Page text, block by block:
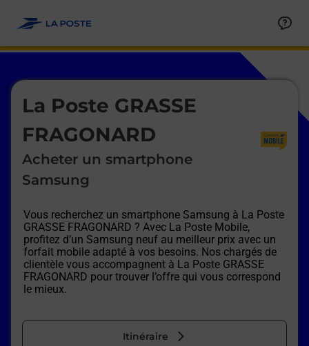
La Poste GRASSE
FRAGONARD
Acheter un smartphone
Samsung
Vous recherchez un smartphone Samsung à La Poste
GRASSE FRAGONARD ? Avec La Poste Mobile,
profitez d’un Samsung neuf au meilleur prix avec un
forfait mobile adapté à vos besoins. Nos chargés de
clientèle vous accompagnent à La Poste GRASSE
FRAGONARD pour trouver l’offre qui vous correspond
le mieux.
Itinéraire
Le lien s'ouvre dans un nouvel onglet